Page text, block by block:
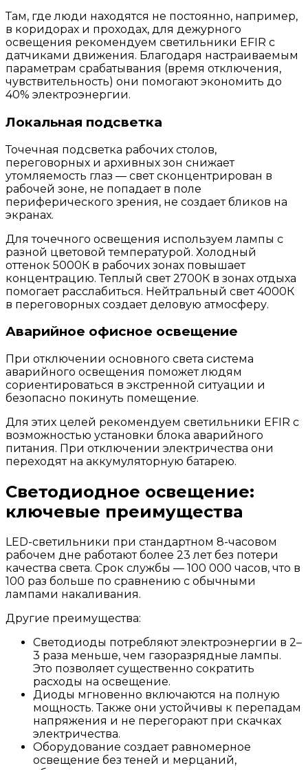
Там, где люди находятся не постоянно, например,
в коридорах и проходах, для дежурного
освещения рекомендуем светильники EFIR с
датчиками движения. Благодаря настраиваемым
параметрам срабатывания (время отключения,
чувствительность) они помогают экономить до
40% электроэнергии.
Локальная подсветка
Точечная подсветка рабочих столов,
переговорных и архивных зон снижает
утомляемость глаз — свет сконцентрирован в
рабочей зоне, не попадает в поле
периферического зрения, не создает бликов на
экранах.
Для точечного освещения используем лампы с
разной цветовой температурой. Холодный
оттенок 5000К в рабочих зонах повышает
концентрацию. Теплый свет 2700К в зонах отдыха
помогает расслабиться. Нейтральный свет 4000К
в переговорных создает деловую атмосферу.
Аварийное офисное освещение
При отключении основного света система
аварийного освещения поможет людям
сориентироваться в экстренной ситуации и
безопасно покинуть помещение.
Для этих целей рекомендуем светильники EFIR с
возможностью установки блока аварийного
питания. При отключении электричества они
переходят на аккумуляторную батарею.
Светодиодное освещение:
ключевые преимущества
LED-светильники при стандартном 8-часовом
рабочем дне работают более 23 лет без потери
качества света. Срок службы — 100 000 часов, что в
100 раз больше по сравнению с обычными
лампами накаливания.
Другие преимущества:
Светодиоды потребляют электроэнергии в 2–
3 раза меньше, чем газоразрядные лампы.
Это позволяет существенно сократить
расходы на освещение.
Диоды мгновенно включаются на полную
мощность. Также они устойчивы к перепадам
напряжения и не перегорают при скачках
электричества.
Оборудование создает равномерное
освещение без теней и мерцаний,